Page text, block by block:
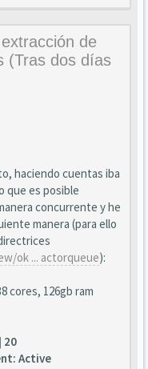
de
(Tras dos días
haciendo cuentas iba
que es posible
concurrente y he
manera (para ello
ok ... actorqueue):
cores, 126gb ram
20
Active